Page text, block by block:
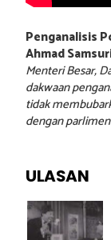
Penganalisis
Ahmad
Menteri Besar,
dakwaan
tidak
dengan
ULASAN